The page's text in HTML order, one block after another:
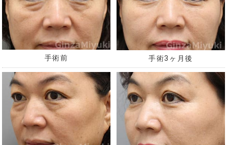
手術前 手術3ヶ月後